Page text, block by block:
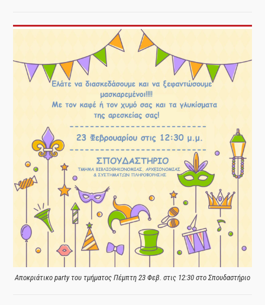
Αποκριάτικο party του τμήματος Πέμπτη 23 Φεβ. στις 12:30 στο Σπουδαστήριο